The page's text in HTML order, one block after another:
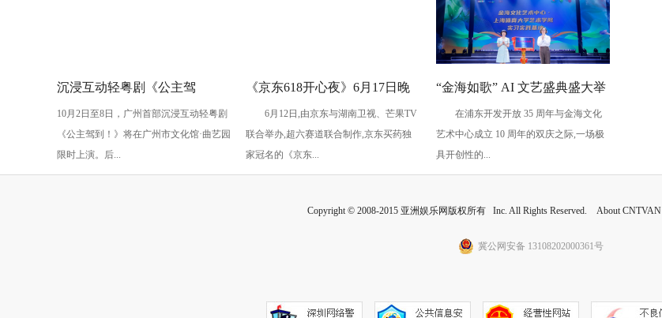
沉浸互动轻粤剧《公主驾
到！》国庆假期上演
10月2日至8日，广州首部沉浸互动轻粤剧
《公主驾到！》将在广州市文化馆·曲艺园
限时上演。后...
《京东618开心夜》6月17日晚
开启：抢先预约直播 赢最高
2025元红包
6月12日,由京东与湖南卫视、芒果TV
联合举办,超六赛道联合制作,京东买药独
家冠名的《京东...
“金海如歌” AI 文艺盛典盛大举
行,共鉴科技艺术融合景象
在浦东开发开放 35 周年与金海文化
艺术中心成立 10 周年的双庆之际,一场极
具开创性的...
Copyright © 2008-2015 亚洲娱乐网版权所有 Inc. All Rights Reserved. About CNTVAN
冀公网安备 13108202000361号